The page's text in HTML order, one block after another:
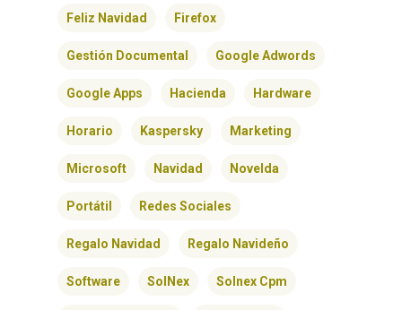
Feliz Navidad Firefox
Gestión Documental Google Adwords
Google Apps Hacienda Hardware
Horario Kaspersky Marketing
Microsoft Navidad Novelda
Portátil Redes Sociales
Regalo Navidad Regalo Navideño
Software SolNex Solnex Cpm